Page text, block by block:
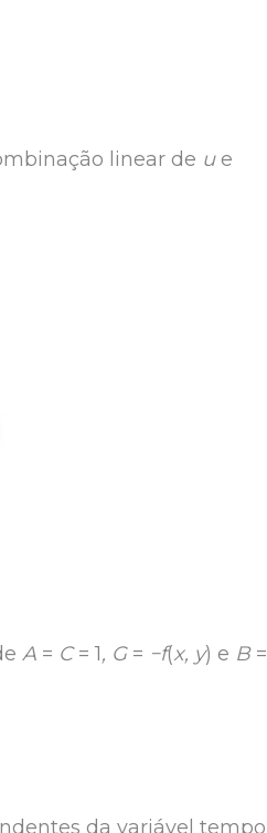
linear de u e
A = C= 1, G = −f(x, y) e B =
da variável tempo